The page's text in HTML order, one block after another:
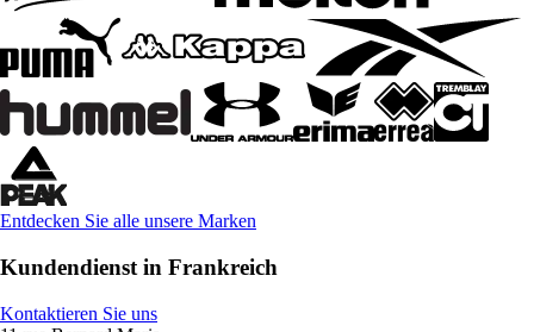
Entdecken Sie alle unsere Marken
Kundendienst in Frankreich
Kontaktieren Sie uns